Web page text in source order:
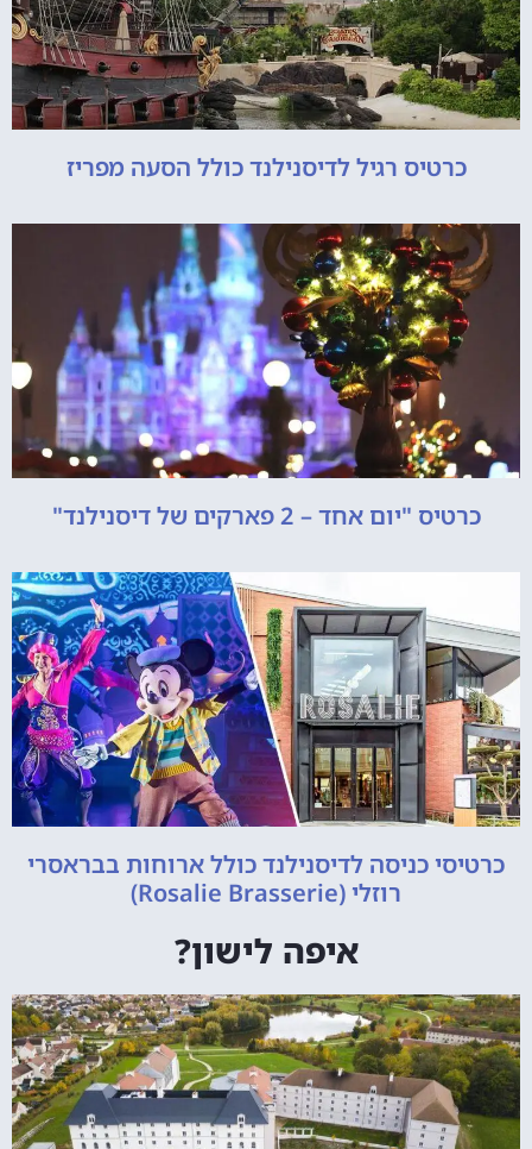
כרטיס רגיל לדיסנילנד כולל הסעה מפריז
כרטיס "יום אחד – 2 פארקים של דיסנילנד"
כרטיסי כניסה לדיסנילנד כולל ארוחות בבראסרי
רוזלי (Rosalie Brasserie)
איפה לישון?